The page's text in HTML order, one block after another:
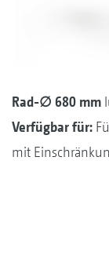
Rad-∅ 680 mm
Verfügbar für:
mit